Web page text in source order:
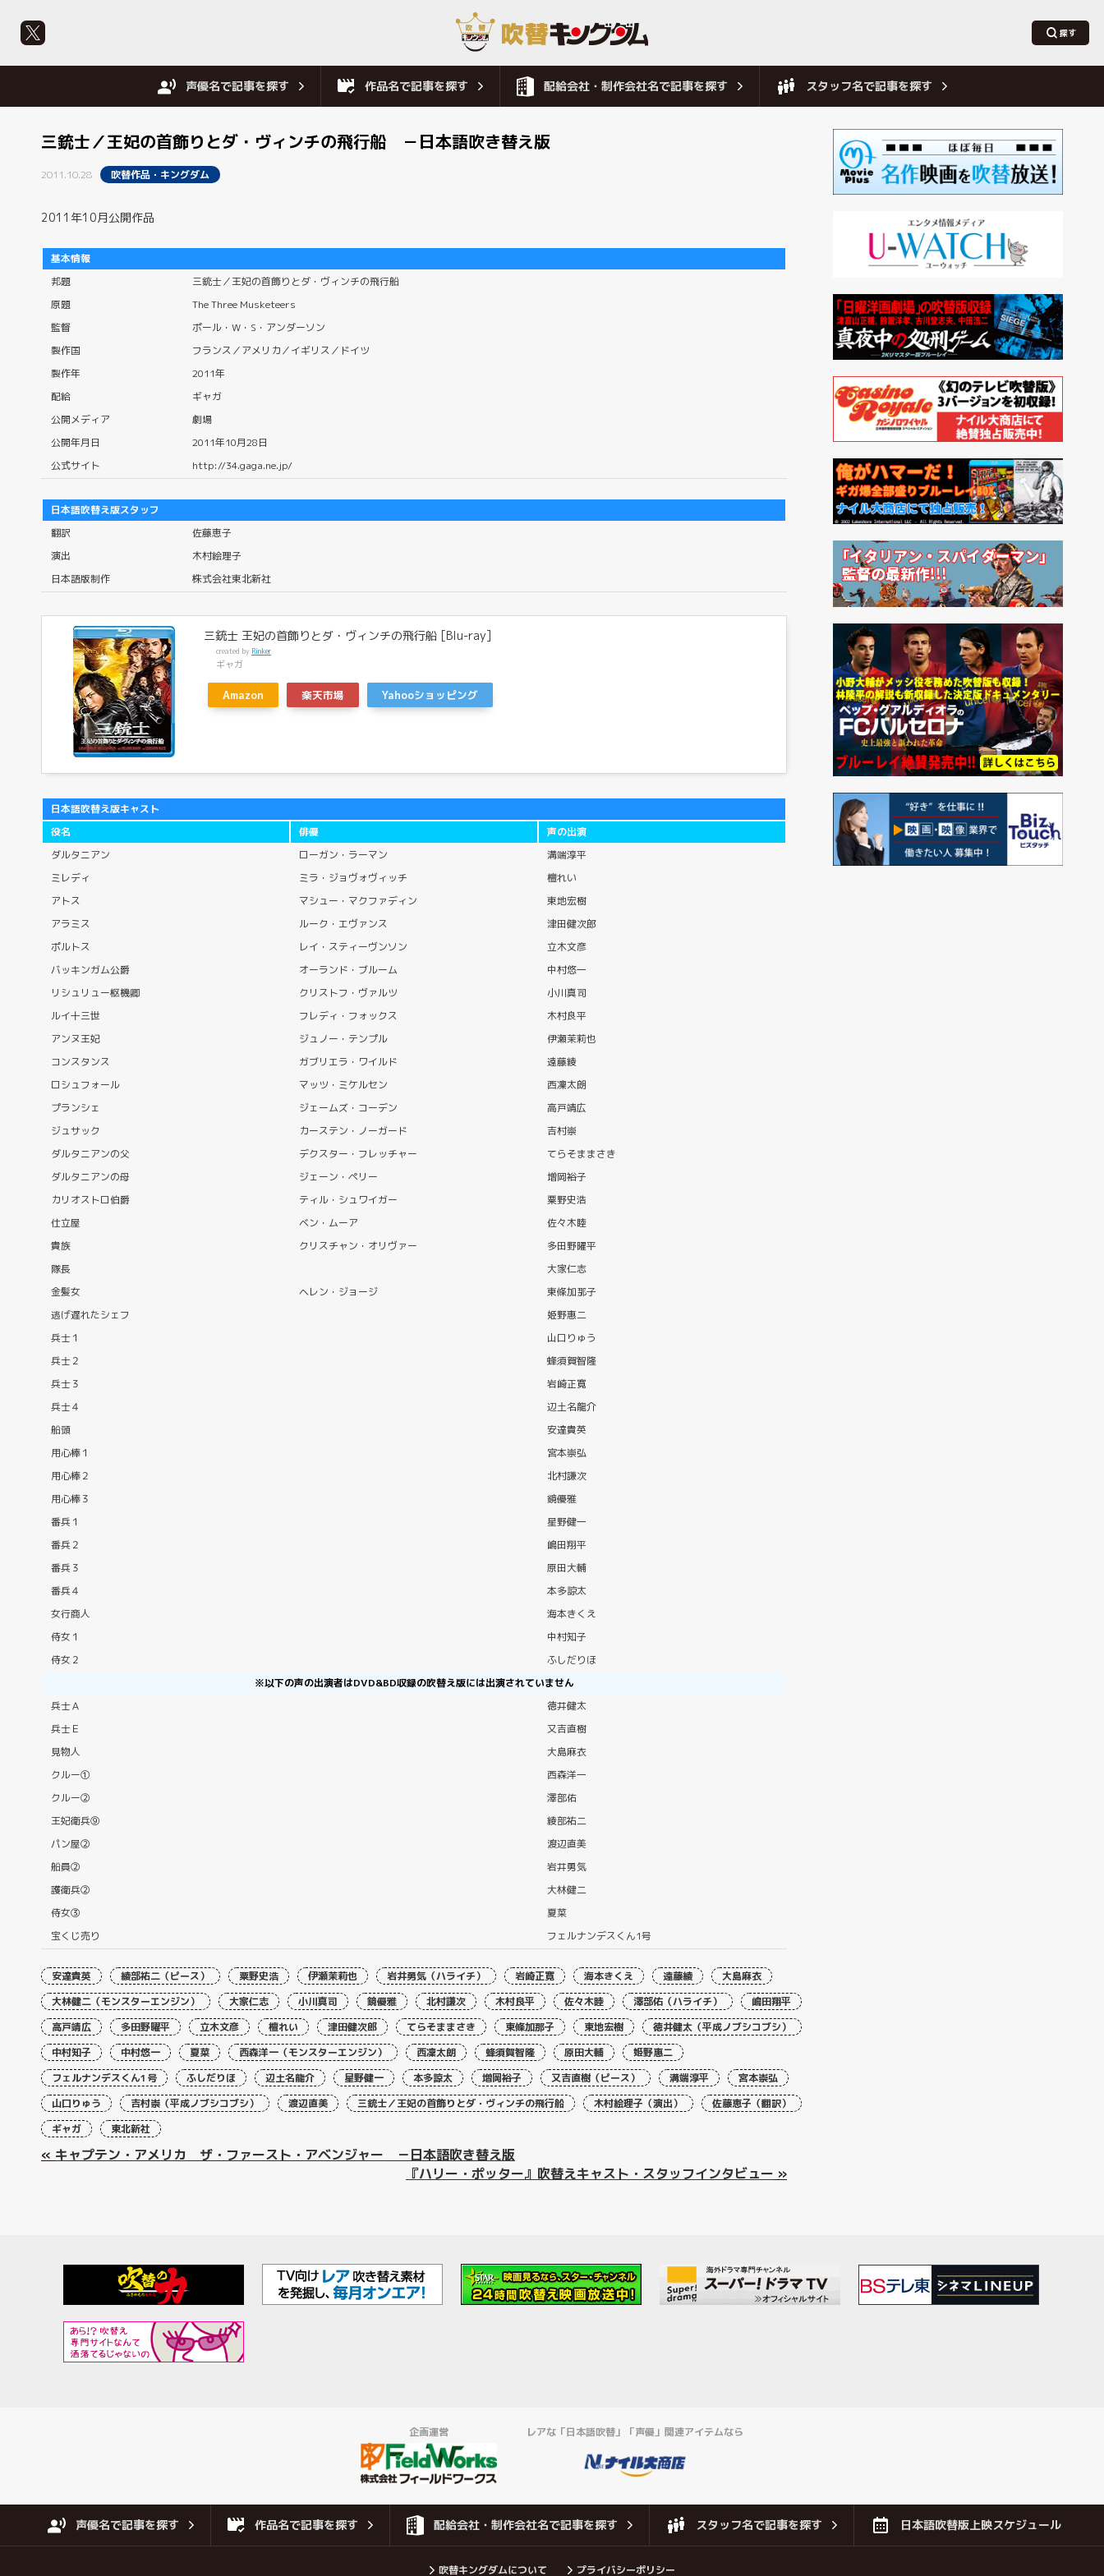
声優名で記事を探す 作品名で記事を探す 配給会社・制作会社名で記事を探す スタッフ名で記事を探す
三銃士／王妃の首飾りとダ・ヴィンチの飛行船 －日本語吹き替え版
2011.10.28 吹替作品・キングダム
2011年10月公開作品
基本情報
邦題
三銃士／王妃の首飾りとダ・ヴィンチの飛行船
原題
The Three Musketeers
監督
ポール・W・S・アンダーソン
製作国
フランス／アメリカ／イギリス／ドイツ
製作年
2011年
配給
ギャガ
公開メディア
劇場
公開年月日
2011年10月28日
公式サイト
http://34.gaga.ne.jp/
日本語吹替え版スタッフ
翻訳
佐藤恵子
演出
木村絵理子
日本語版制作
株式会社東北新社
三銃士 王妃の首飾りとダ・ヴィンチの飛行船 [Blu-ray]
created by Rinker
ギャガ
Amazon 楽天市場 Yahooショッピング
日本語吹替え版キャスト
役名
俳優
声の出演
ダルタニアン
ローガン・ラーマン
溝端淳平
ミレディ
ミラ・ジョヴォヴィッチ
檀れい
アトス
マシュー・マクファディン
東地宏樹
アラミス
ルーク・エヴァンス
津田健次郎
ポルトス
レイ・スティーヴンソン
立木文彦
バッキンガム公爵
オーランド・ブルーム
中村悠一
リシュリュー枢機卿
クリストフ・ヴァルツ
小川真司
ルイ十三世
フレディ・フォックス
木村良平
アンヌ王妃
ジュノー・テンプル
伊瀬茉莉也
コンスタンス
ガブリエラ・ワイルド
遠藤綾
ロシュフォール
マッツ・ミケルセン
西凜太朗
プランシェ
ジェームズ・コーデン
高戸靖広
ジュサック
カーステン・ノーガード
吉村崇
ダルタニアンの父
デクスター・フレッチャー
てらそままさき
ダルタニアンの母
ジェーン・ペリー
増岡裕子
カリオストロ伯爵
ティル・シュワイガー
粟野史浩
仕立屋
ベン・ムーア
佐々木睦
貴族
クリスチャン・オリヴァー
多田野曜平
隊長
大家仁志
金髪女
ヘレン・ジョージ
東條加那子
逃げ遅れたシェフ
姫野惠二
兵士１
山口りゅう
兵士２
蜂須賀智隆
兵士３
岩崎正寛
兵士４
辺土名龍介
船頭
安達貴英
用心棒１
宮本崇弘
用心棒２
北村謙次
用心棒３
鏡優雅
番兵１
星野健一
番兵２
嶋田翔平
番兵３
原田大輔
番兵４
本多諒太
女行商人
海本きくえ
侍女１
中村知子
侍女２
ふしだりほ
※以下の声の出演者はDVD&BD収録の吹替え版には出演されていません
兵士Ａ
徳井健太
兵士Ｅ
又吉直樹
見物人
大島麻衣
クルー①
西森洋一
クルー②
澤部佑
王妃衛兵⑨
綾部祐二
パン屋②
渡辺直美
船員②
岩井勇気
護衛兵②
大林健二
侍女③
夏菜
宝くじ売り
フェルナンデスくん1号
安達貴英 綾部祐二（ピース） 粟野史浩 伊瀬茉莉也 岩井勇気（ハライチ） 岩崎正寛 海本きくえ 遠藤綾
大島麻衣
大林健二（モンスターエンジン）
大家仁志 小川真司 鏡優雅 北村謙次 木村良平 佐々木睦 澤部佑（ハライチ）
嶋田翔平
高戸靖広
多田野曜平 立木文彦 檀れい 津田健次郎 てらそままさき 東條加那子 東地宏樹
徳井健太（平成ノブシコブシ）
中村知子
中村悠一 夏菜 西森洋一（モンスターエンジン） 西凜太朗 蜂須賀智隆 原田大輔
姫野惠二
フェルナンデスくん1号
ふしだりほ 辺土名龍介 星野健一 本多諒太 増岡裕子 又吉直樹（ピース） 溝端淳平
宮本崇弘
山口りゅう
吉村崇（平成ノブシコブシ） 渡辺直美 三銃士／王妃の首飾りとダ・ヴィンチの飛行船 木村絵理子（演出）
佐藤恵子（翻訳）
ギャガ
東北新社
« キャプテン・アメリカ ザ・ファースト・アベンジャー －日本語吹き替え版
『ハリー・ポッター』吹替えキャスト・スタッフインタビュー »
企画運営 レアな「日本語吹替」「声優」関連アイテムなら
声優名で記事を探す 作品名で記事を探す 配給会社・制作会社名で記事を探す スタッフ名で記事を探す 日本語吹替版上映スケジュール
吹替キングダムについて プライバシーポリシー